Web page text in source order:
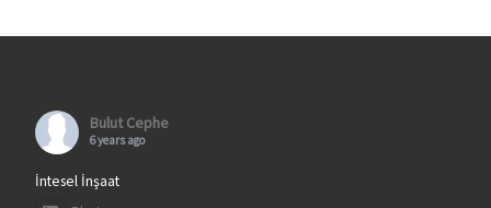
Bulut Cephe
6 years ago
İntesel İnşaat